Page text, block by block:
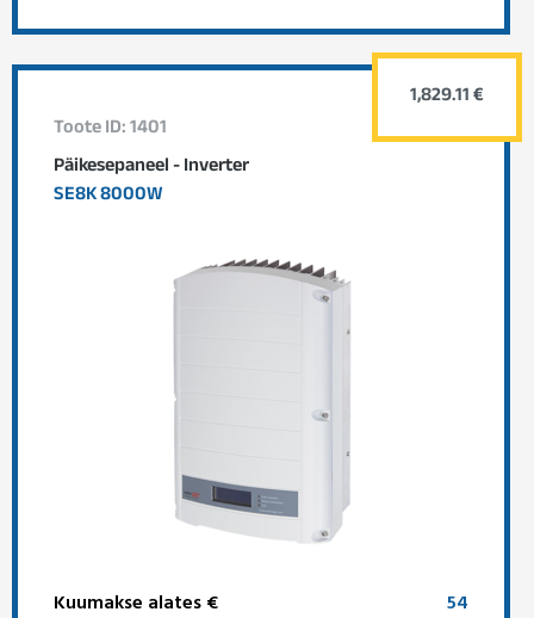
Toote ID: 1401
Päikesepaneel - Inverter
SE8K 8000W
Kuumakse alates € 54
1,829.11 €